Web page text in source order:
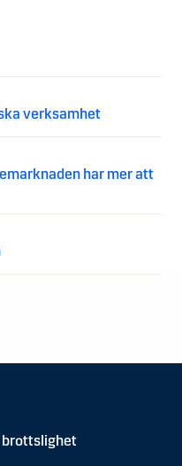
verksamhet
har mer att
brottslighet